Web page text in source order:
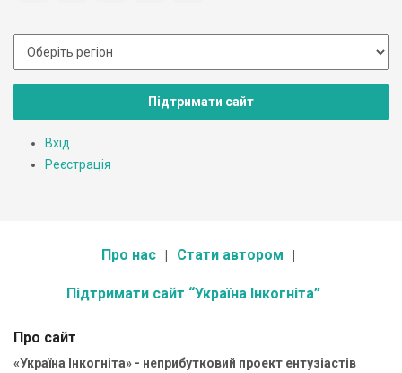
Підтримати сайт
Вхід
Реєстрація
Про нас Стати автором
Підтримати сайт “Україна Інкогніта”
Про сайт
«Україна Інкогніта» - неприбутковий проект ентузіастів